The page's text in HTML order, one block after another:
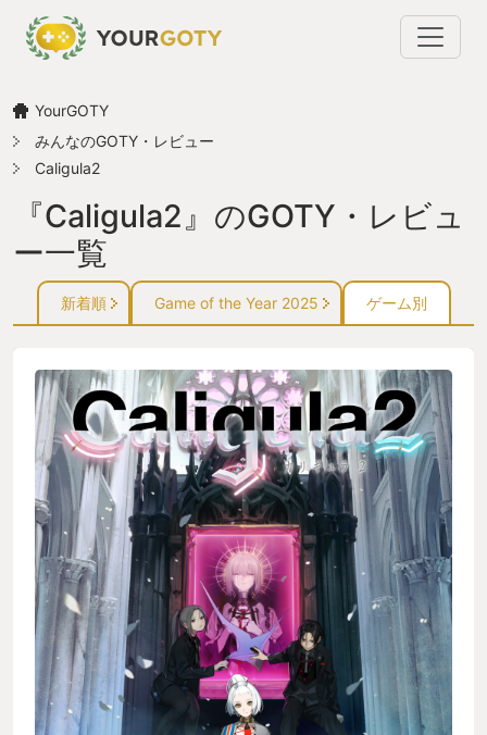
YourGOTY
みんなのGOTY・レビュー
Caligula2
『Caligula2』のGOTY・レビュ
ー一覧
新着順 Game of the Year 2025 ゲーム別